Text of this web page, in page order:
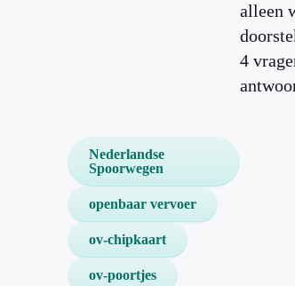
alleen
4
Nederlandse
Spoorwegen
openbaar vervoer
ov-chipkaart
ov-poortjes